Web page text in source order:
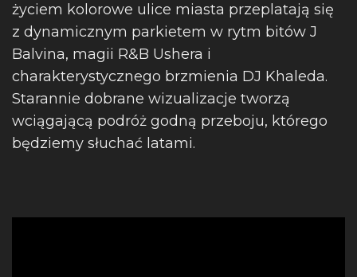
życiem kolorowe ulice miasta przeplatają się
z dynamicznym parkietem w rytm bitów J
Balvina, magii R&B Ushera i
charakterystycznego brzmienia DJ Khaleda.
Starannie dobrane wizualizacje tworzą
wciągającą podróż godną przeboju, którego
będziemy słuchać latami.